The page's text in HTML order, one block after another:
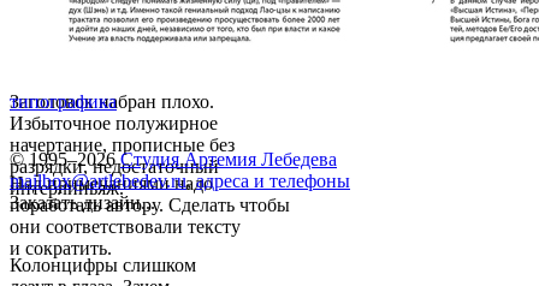
Заголовок набран плохо.
Избыточное полужирное
начертание, прописные без
разрядки, недостаточный
интерлиньяж.
Над примечаниями надо
поработать автору. Сделать чтобы
они соответствовали тексту
и сократить.
Колонцифры слишком
типографика
© 1995–2026 Студия Артемия Лебедева
mailbox@artlebedev.ru, адреса и телефоны
Заказать дизайн...